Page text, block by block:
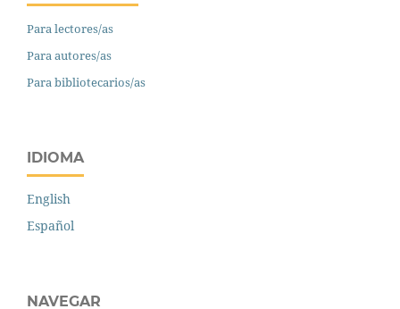
Para lectores/as
Para autores/as
Para bibliotecarios/as
IDIOMA
English
Español
NAVEGAR